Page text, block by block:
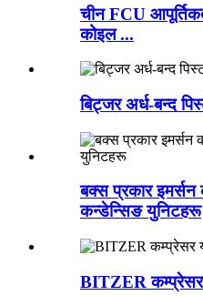
चीन FCU
कोइल ...
बिट्जर अर्ध-बन्द
बक्स प्रकार इमर्सन
कन्डेन्सिङ युनिटहरू
BITZER कम्प्रेसर